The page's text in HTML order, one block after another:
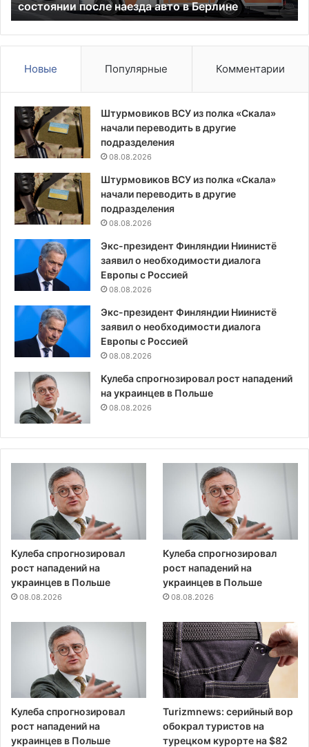
авто
в
Берлине
состоянии после наезда авто в Берлине
Новые Популярные Комментарии
Штурмовиков ВСУ из полка «Скала»
начали переводить в другие
подразделения
08.08.2026
Штурмовиков ВСУ из полка «Скала»
начали переводить в другие
подразделения
08.08.2026
Экс-президент Финляндии Ниинистё
заявил о необходимости диалога
Европы с Россией
08.08.2026
Экс-президент Финляндии Ниинистё
заявил о необходимости диалога
Европы с Россией
08.08.2026
Кулеба спрогнозировал рост нападений
на украинцев в Польше
08.08.2026
Кулеба спрогнозировал
рост нападений на
украинцев в Польше
08.08.2026
Кулеба спрогнозировал
рост нападений на
украинцев в Польше
08.08.2026
Кулеба спрогнозировал
рост нападений на
украинцев в Польше
Turizmnews: серийный вор
обокрал туристов на
турецком курорте на $82